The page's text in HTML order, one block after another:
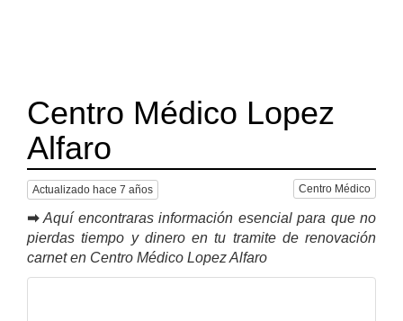
Centro Médico Lopez
Alfaro
Actualizado hace 7 años Centro Médico
➡ Aquí encontraras información esencial para que no
pierdas tiempo y dinero en tu tramite de renovación
carnet en Centro Médico Lopez Alfaro